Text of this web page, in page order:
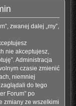
zwanej dalej „my”,
nie akceptujesz,
Administracja
czasie zmienić
niemniej
do tego
Forum” po
zmiany ze wszelkimi